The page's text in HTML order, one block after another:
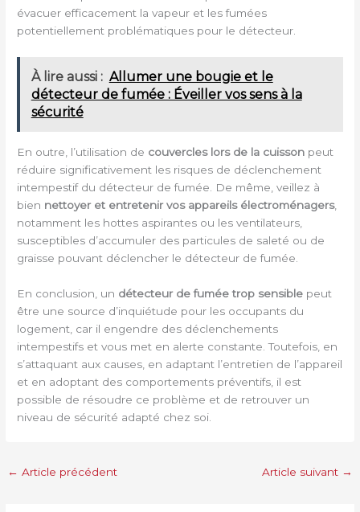
évacuer efficacement la vapeur et les fumées
potentiellement problématiques pour le détecteur.
À lire aussi : Allumer une bougie et le
détecteur de fumée : Éveiller vos sens à la
sécurité
En outre, l’utilisation de couvercles lors de la cuisson peut
réduire significativement les risques de déclenchement
intempestif du détecteur de fumée. De même, veillez à
bien nettoyer et entretenir vos appareils électroménagers,
notamment les hottes aspirantes ou les ventilateurs,
susceptibles d’accumuler des particules de saleté ou de
graisse pouvant déclencher le détecteur de fumée.
En conclusion, un détecteur de fumée trop sensible peut
être une source d’inquiétude pour les occupants du
logement, car il engendre des déclenchements
intempestifs et vous met en alerte constante. Toutefois, en
s’attaquant aux causes, en adaptant l’entretien de l’appareil
et en adoptant des comportements préventifs, il est
possible de résoudre ce problème et de retrouver un
niveau de sécurité adapté chez soi.
← Article précédent Article suivant →